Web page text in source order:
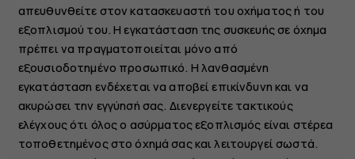
απευθυνθείτε στον κατασκευαστή του οχήματος ή του
εξοπλισμού του. Η εγκατάσταση της συσκευής σε όχημα
πρέπει να πραγματοποιείται μόνο από
εξουσιοδοτημένο προσωπικό. Η λανθασμένη
εγκατάσταση ενδέχεται να αποβεί επικίνδυνη και να
ακυρώσει την εγγύησή σας. Διενεργείτε τακτικούς
ελέγχους ότι όλος ο ασύρματος εξοπλισμός είναι στέρεα
τοποθετημένος στο όχημά σας και λειτουργεί σωστά.